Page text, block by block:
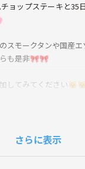
ョップステーキと35
スモークタンや国産
も是非🎀🎀
してみてください😽😽
さらに表示